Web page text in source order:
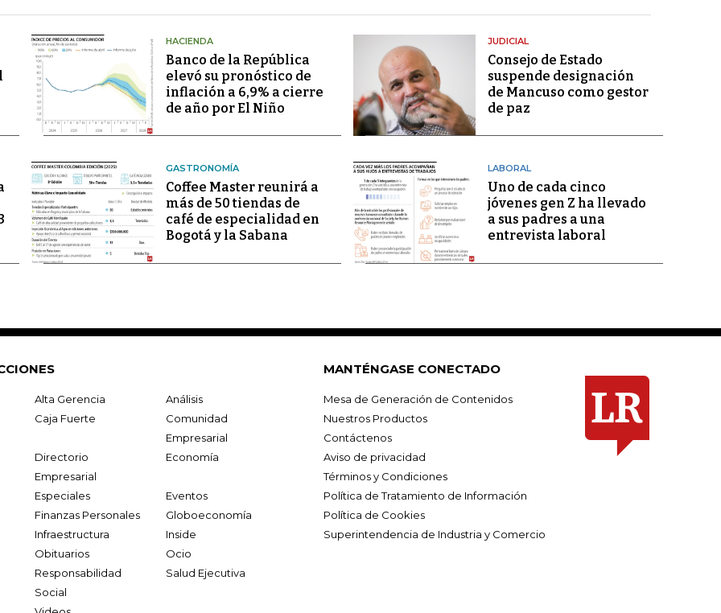
HACIENDA
Banco de la República
elevó su pronóstico de
inflación a 6,9% a cierre
de año por El Niño
JUDICIAL
Consejo de Estado
suspende designación
de Mancuso como gestor
de paz
GASTRONOMÍA
Coffee Master reunirá a
más de 50 tiendas de
café de especialidad en
Bogotá y la Sabana
LABORAL
Uno de cada cinco
jóvenes gen Z ha llevado
a sus padres a una
entrevista laboral
Alta Gerencia
Análisis
Caja Fuerte
Comunidad
Empresarial
Directorio
Empresarial
Economía
Especiales
Eventos
Finanzas Personales
Globoeconomía
Infraestructura
Inside
Obituarios
Ocio
Responsabilidad
Social
Salud Ejecutiva
MANTÉNGASE CONECTADO
Mesa de Generación de Contenidos
Nuestros Productos
Contáctenos
Aviso de privacidad
Términos y Condiciones
Política de Tratamiento de Información
Política de Cookies
Superintendencia de Industria y Comercio